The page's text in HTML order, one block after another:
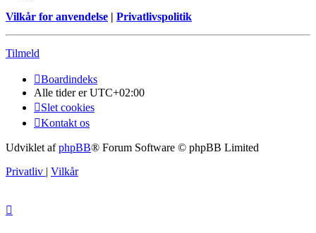
Vilkår for anvendelse | Privatlivspolitik
Tilmeld
Boardindeks
Alle tider erUTC+02:00
Slet cookies
Kontakt os
Udviklet afphpBB® Forum Software © phpBB Limited
Privatliv | Vilkår